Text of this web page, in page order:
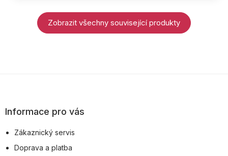
Zobrazit všechny související produkty
pInformace pro vás
Zákaznický servis
Doprava a platba